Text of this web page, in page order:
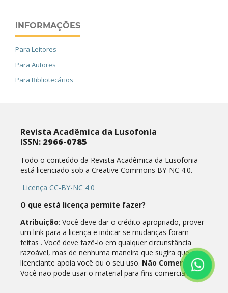
INFORMAÇÕES
Para Leitores
Para Autores
Para Bibliotecários
Revista Acadêmica da Lusofonia
ISSN: 2966-0785
Todo o conteúdo da Revista Acadêmica da Lusofonia
está licenciado sob a Creative Commons BY-NC 4.0.
Licença CC-BY-NC 4.0
O que está licença permite fazer?
Atribuição: Você deve dar o crédito apropriado, prover
um link para a licença e indicar se mudanças foram
feitas . Você deve fazê-lo em qualquer circunstância
razoável, mas de nenhuma maneira que sugira que o
licenciante apoia você ou o seu uso. Não Comercial:
Você não pode usar o material para fins comerciais.